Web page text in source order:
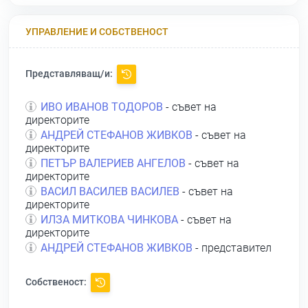
УПРАВЛЕНИЕ И СОБСТВЕНОСТ
Представляващ/и:
ИВО ИВАНОВ ТОДОРОВ - съвет на
директорите
АНДРЕЙ СТЕФАНОВ ЖИВКОВ - съвет на
директорите
ПЕТЪР ВАЛЕРИЕВ АНГЕЛОВ - съвет на
директорите
ВАСИЛ ВАСИЛЕВ ВАСИЛЕВ - съвет на
директорите
ИЛЗА МИТКОВА ЧИНКОВА - съвет на
директорите
АНДРЕЙ СТЕФАНОВ ЖИВКОВ - представител
Собственост: